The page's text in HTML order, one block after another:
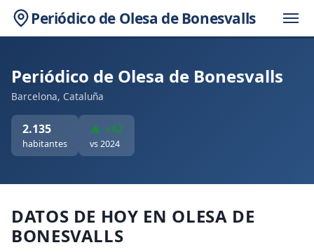
Periódico de Olesa de Bonesvalls
Periódico de Olesa de Bonesvalls
Barcelona, Cataluña
2.135
habitantes
▲ +42
vs 2024
DATOS DE HOY EN OLESA DE
BONESVALLS